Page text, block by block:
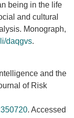
being in the life
and cultural
Monograph,
daqgvs.
and the
of Risk
. Accessed